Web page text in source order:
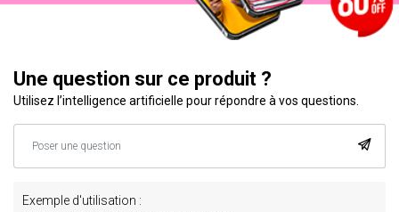
Une question sur ce produit ?
Utilisez l’intelligence artificielle pour répondre à vos questions.
Exemple d'utilisation :